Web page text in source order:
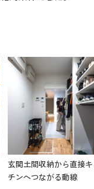
玄関土間収納から直接キ
チンへつながる動線